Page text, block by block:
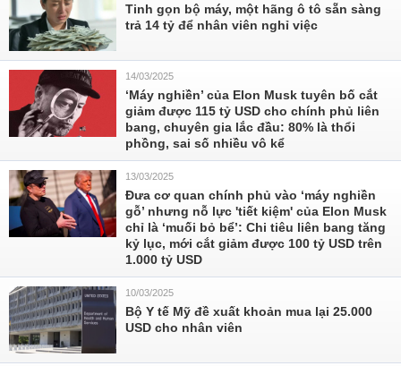
Tinh gọn bộ máy, một hãng ô tô sẵn sàng
trả 14 tỷ để nhân viên nghỉ việc
14/03/2025
‘Máy nghiền’ của Elon Musk tuyên bố cắt
giảm được 115 tỷ USD cho chính phủ liên
bang, chuyên gia lắc đầu: 80% là thổi
phồng, sai số nhiều vô kể
13/03/2025
Đưa cơ quan chính phủ vào ‘máy nghiền
gỗ’ nhưng nỗ lực 'tiết kiệm' của Elon Musk
chỉ là ‘muối bỏ bể’: Chi tiêu liên bang tăng
kỷ lục, mới cắt giảm được 100 tỷ USD trên
1.000 tỷ USD
10/03/2025
Bộ Y tế Mỹ đề xuất khoản mua lại 25.000
USD cho nhân viên